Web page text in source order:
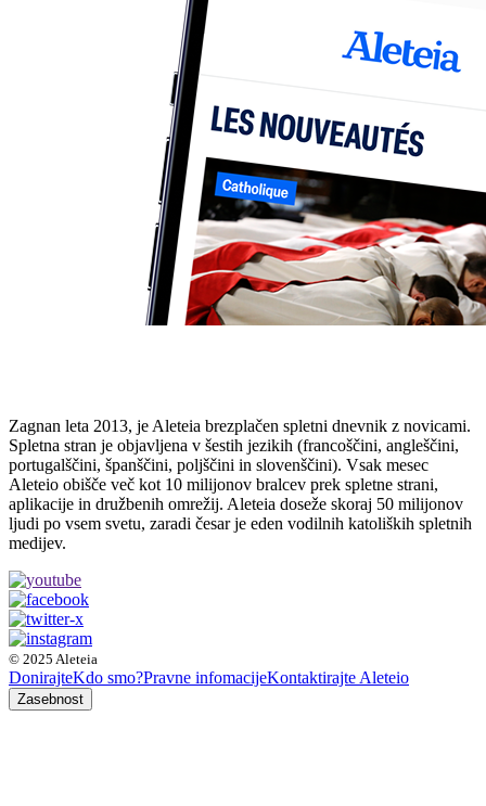
Zagnan leta 2013, je Aleteia brezplačen spletni dnevnik z novicami.
Spletna stran je objavljena v šestih jezikih (francoščini, angleščini,
portugalščini, španščini, poljščini in slovenščini). Vsak mesec
Aleteio obišče več kot 10 milijonov bralcev prek spletne strani,
aplikacije in družbenih omrežij. Aleteia doseže skoraj 50 milijonov
ljudi po vsem svetu, zaradi česar je eden vodilnih katoliških spletnih
medijev.
© 2025 Aleteia
DonirajteKdo smo?Pravne infomacijeKontaktirajte Aleteio
Zasebnost